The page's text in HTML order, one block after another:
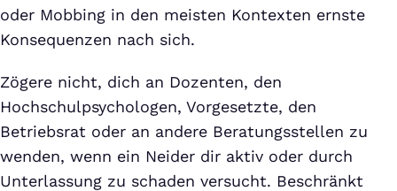
oder Mobbing in den meisten Kontexten ernste
Konsequenzen nach sich.
Zögere nicht, dich an Dozenten, den
Hochschulpsychologen, Vorgesetzte, den
Betriebsrat oder an andere Beratungsstellen zu
wenden, wenn ein Neider dir aktiv oder durch
Unterlassung zu schaden versucht. Beschränkt